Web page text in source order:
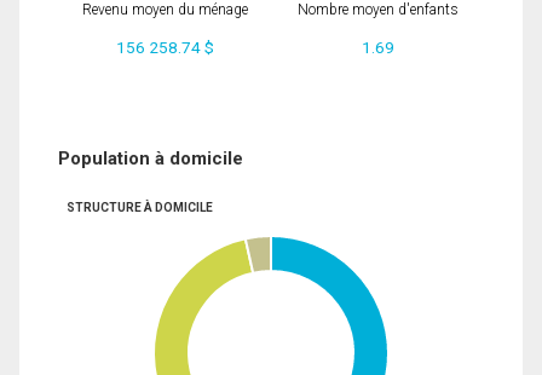
Revenu moyen du ménage
156 258.74 $
Nombre moyen d'enfants
1.69
Population à domicile
STRUCTURE À DOMICILE